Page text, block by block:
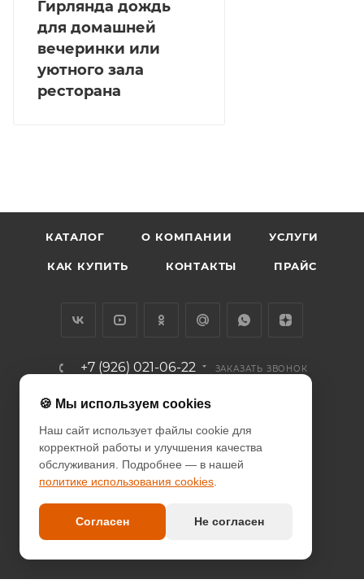
Гирлянда дождь
для домашней
вечеринки или
уютного зала
ресторана
КАТАЛОГ О КОМПАНИИ УСЛУГИ
КАК КУПИТЬ КОНТАКТЫ ПРАЙС
+7 (926) 021-06-22 ЗАКАЗАТЬ ЗВОНОК
info@diodcity.ru
г. Москва, Союзный проспект, д.
14/9, метро Новогиреево
ПОЛИТИКА КОНФИДЕНЦИАЛЬНОСТИ
ПОЛИТИКА COOKIES
ДОГОВОР-ОФЕРТА
🍪 Мы используем cookies
Наш сайт использует файлы cookie для
корректной работы и улучшения качества
обслуживания. Подробнее — в нашей
политике использования cookies
Согласен Не согласен